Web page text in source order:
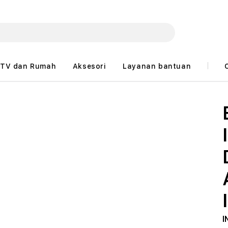
TV dan Rumah Aksesori Layanan bantuan